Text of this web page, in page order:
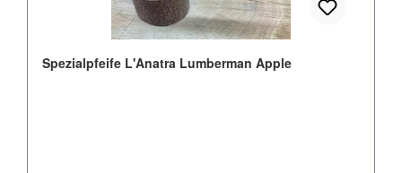
Spezialpfeife L'Anatra Lumberman Apple